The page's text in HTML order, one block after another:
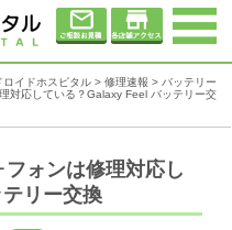
イドホスピタル > 修理速報 > バッテリー
対応している？Galaxy Feel バッテリー交
ォンは修理対応し
リー交換